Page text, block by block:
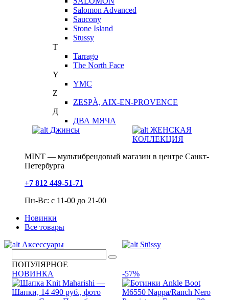
Salomon Advanced
Saucony
Stone Island
Stussy
T
Tarrago
The North Face
Y
YMC
Z
ZESPÀ, AIX-EN-PROVENCE
Д
ДВА МЯЧА
Джинсы
ЖЕНСКАЯ
КОЛЛЕКЦИЯ
MINT — мультибрендовый магазин в центре Санкт-
Петербурга
+7 812 449-51-71
Пн-Вс: с 11-00 до 21-00
Новинки
Все товары
Аксессуары
Stüssy
ПОПУЛЯРНОЕ
НОВИНКА
-57%